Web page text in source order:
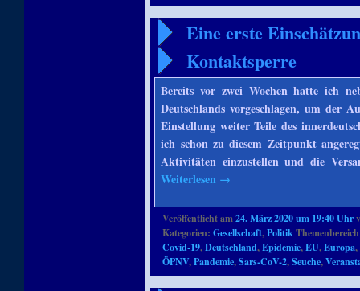
Eine erste
Kontaktsperre
Bereits vor zwei Wochen hatte ich
Deutschlands vorgeschlagen, um der
Einstellung weiter Teile des
ich schon zu diesem Zeitpunkt
Aktivitäten einzustellen und die
Weiterlesen →
Veröffentlicht am24. März 2020 um 19:40 Uhr
Kategorien:Gesellschaft,Politik
Covid-19,Deutschland,Epidemie,EU,Europa,
ÖPNV,Pandemie,Sars-CoV-2,Seuche,